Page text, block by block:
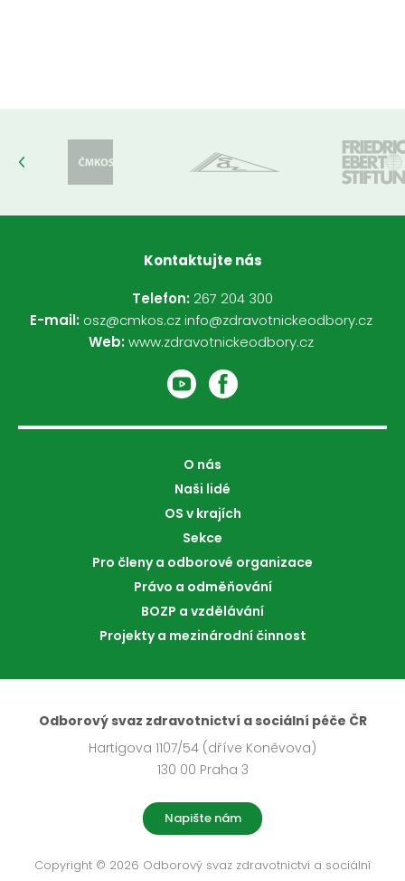
Kontaktujte nás
Telefon: 267 204 300
E-mail: osz@cmkos.cz info@zdravotnickeodbory.cz
Web:www.zdravotnickeodbory.cz
O nás
Naši lidé
OS v krajích
Sekce
Pro členy a odborové organizace
Právo a odměňování
BOZP a vzdělávání
Projekty a mezinárodní činnost
Odborový svaz zdravotnictví a sociální péče ČR
Hartigova 1107/54 (dříve Koněvova)
130 00 Praha 3
Napište nám
Copyright © 2026 Odborový svaz zdravotnictví a sociální